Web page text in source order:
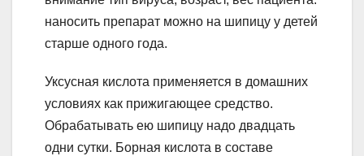
наносить препарат можно на шипицу у детей
старше одного года.
Уксусная кислота применяется в домашних
условиях как прижигающее средство.
Обрабатывать ею шипицу надо двадцать
одни сутки. Борная кислота в составе